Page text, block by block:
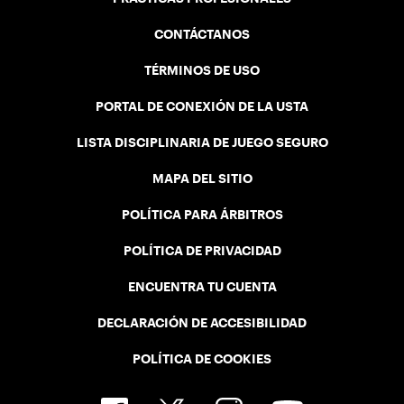
CONTÁCTANOS
TÉRMINOS DE USO
PORTAL DE CONEXIÓN DE LA USTA
LISTA DISCIPLINARIA DE JUEGO SEGURO
MAPA DEL SITIO
POLÍTICA PARA ÁRBITROS
POLÍTICA DE PRIVACIDAD
ENCUENTRA TU CUENTA
DECLARACIÓN DE ACCESIBILIDAD
POLÍTICA DE COOKIES